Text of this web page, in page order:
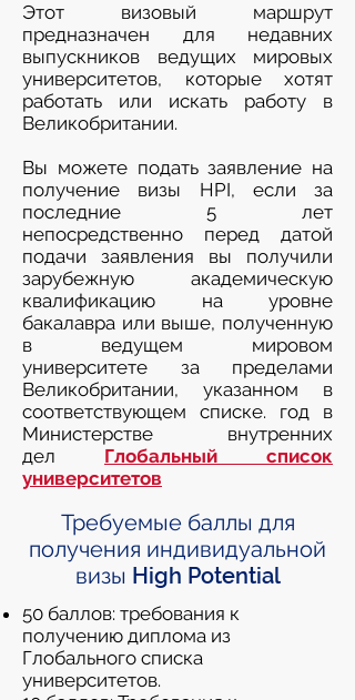
Этот визовый маршрут
предназначен для недавних
выпускников ведущих мировых
университетов, которые хотят
работать или искать работу в
Великобритании.
Вы можете подать заявление на
получение визы HPI, если за
последние 5 лет
непосредственно перед датой
подачи заявления вы получили
зарубежную академическую
квалификацию на уровне
бакалавра или выше, полученную
в ведущем мировом
университете за пределами
Великобритании, указанном в
соответствующем списке. год в
Министерстве внутренних
дел Глобальный список
университетов
Требуемые баллы для
получения индивидуальной
визы High Potential
50 баллов: требования к
получению диплома из
Глобального списка
университетов.